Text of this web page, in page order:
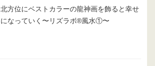
北方位にベストカラーの龍神画を飾ると幸せ
になっていく〜リズラボ®️風水①〜